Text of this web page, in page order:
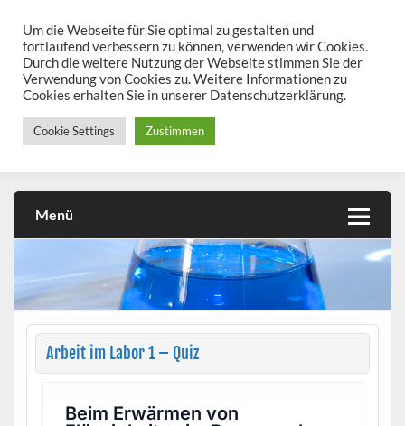
contentchemieseiten.de
Chemie kann man üben!
Menü
Arbeit im Labor 1 – Quiz
Um die Webseite für Sie optimal zu gestalten und
fortlaufend verbessern zu können, verwenden wir Cookies.
Durch die weitere Nutzung der Webseite stimmen Sie der
Verwendung von Cookies zu. Weitere Informationen zu
Cookies erhalten Sie in unserer Datenschutzerklärung.
Cookie Settings Zustimmen